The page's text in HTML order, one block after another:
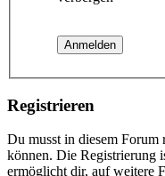
Registrieren
Du musst in diesem Forum
können. Die Registrierung
ermöglicht dir, auf weitere